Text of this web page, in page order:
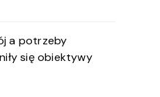
a potrzeby
się obiektywy